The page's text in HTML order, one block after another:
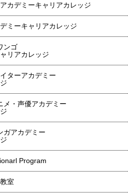
カデミーキャリアカレッジ
ミーキャリアカレッジ
ンゴ
リアカレッジ
ターアカデミー
メ・声優アカデミー
ガアカデミー
Program
室